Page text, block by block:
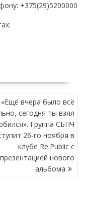
+375(29)5200000
«Ещё вчера было всё
сегодня ты взял
Группа СБПЧ
26-го ноября в
клубе Re:Public с
презентацией нового
альбома